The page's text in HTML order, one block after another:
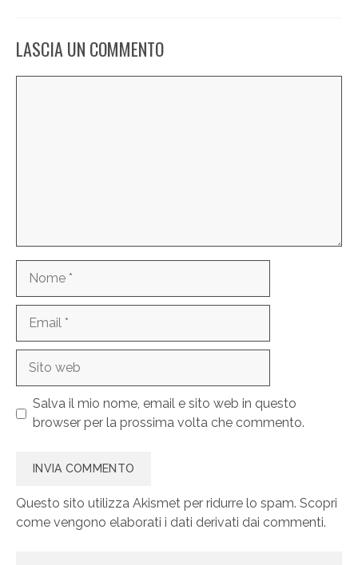
LASCIA UN COMMENTO
Salva il mio nome, email e sito web in questo
browser per la prossima volta che commento.
Questo sito utilizza Akismet per ridurre lo spam. Scopri
come vengono elaborati i dati derivati dai commenti.